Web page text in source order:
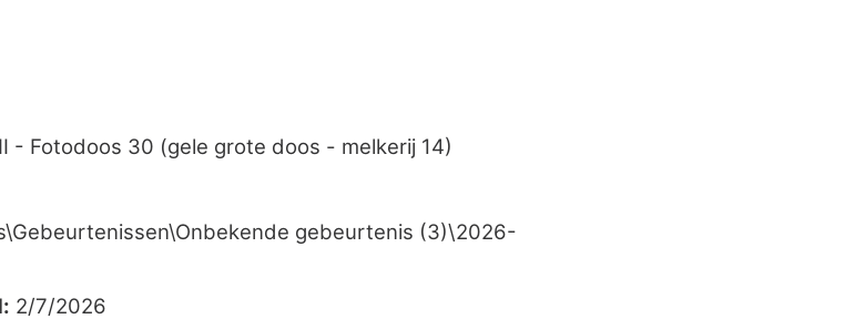
- Fotodoos 30 (gele grote doos - melkerij 14)
gebeurtenis (3)\2026-
2/7/2026